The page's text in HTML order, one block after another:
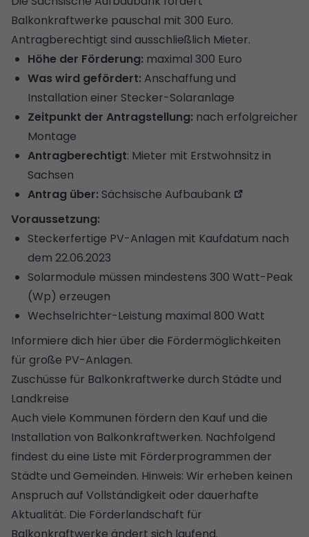
Balkonkraftwerke pauschal mit 300 Euro.
Antragberechtigt sind ausschließlich Mieter.
Höhe der Förderung: maximal 300 Euro
Was wird gefördert: Anschaffung und
Installation einer Stecker-Solaranlage
Zeitpunkt der Antragstellung: nach erfolgreicher
Montage
Antragberechtigt: Mieter mit Erstwohnsitz in
Sachsen
Antrag über: Sächsische Aufbaubank
Voraussetzung:
Steckerfertige PV-Anlagen mit Kaufdatum nach
dem 22.06.2023
Solarmodule müssen mindestens 300 Watt-Peak
(Wp) erzeugen
Wechselrichter-Leistung maximal 800 Watt
Informiere dich hier über die Fördermöglichkeiten
für große PV-Anlagen.
Zuschüsse für Balkonkraftwerke durch Städte und
Landkreise
Auch viele Kommunen fördern den Kauf und die
Installation von Balkonkraftwerken. Nachfolgend
findest du eine Liste mit Förderprogrammen der
Städte und Gemeinden. Hinweis: Wir erheben keinen
Anspruch auf Vollständigkeit oder dauerhafte
Aktualität. Die Förderlandschaft für
Balkonkraftwerke ändert sich laufend.